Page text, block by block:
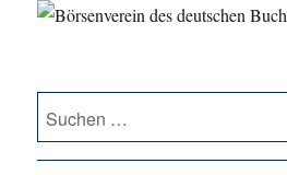
Suche
nach: